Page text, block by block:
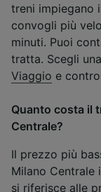
treni impiegano
convogli più
minuti. Puoi
tratta. Scegli
Viaggio e
Quanto costa il
Centrale?
Il prezzo più
Milano Centrale
si riferisce alle